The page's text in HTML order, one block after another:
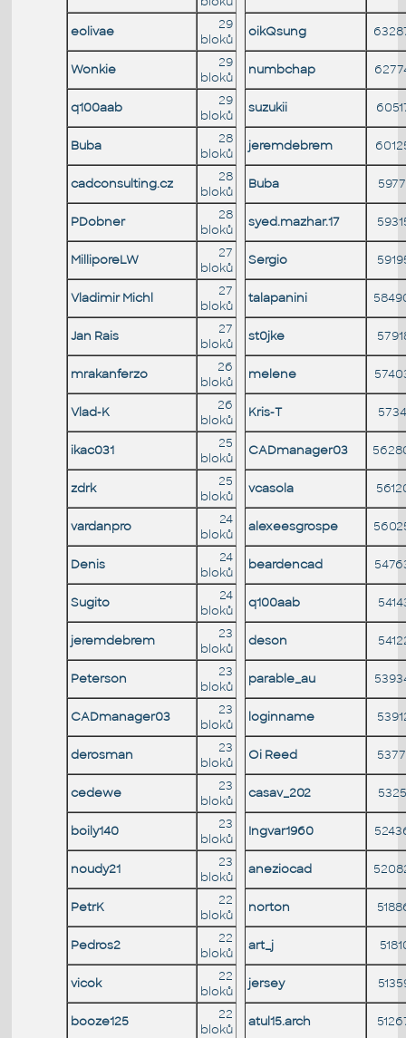
eolivae
29
bloků
oikQsung
Wonkie
29
bloků
numbchap
q100aab
29
bloků
suzukii
Buba
28
bloků
jeremdebrem
cadconsulting.cz
28
bloků
Buba
PDobner
28
bloků
syed.mazhar.17
MilliporeLW
27
bloků
Sergio
Vladimir Michl
27
bloků
talapanini
Jan Rais
27
bloků
st0jke
mrakanferzo
26
bloků
melene
Vlad-K
26
bloků
Kris-T
ikac031
25
bloků
CADmanager03
zdrk
25
bloků
vcasola
vardanpro
24
bloků
alexeesgrospe
Denis
24
bloků
beardencad
Sugito
24
bloků
q100aab
jeremdebrem
23
bloků
deson
Peterson
23
bloků
parable_au
CADmanager03
23
bloků
loginname
derosman
23
bloků
Oi Reed
cedewe
23
bloků
casav_202
boily140
23
bloků
Ingvar1960
noudy21
23
bloků
aneziocad
PetrK
22
bloků
norton
Pedros2
22
bloků
art_j
vicok
22
bloků
jersey
booze125
22
bloků
atul15.arch